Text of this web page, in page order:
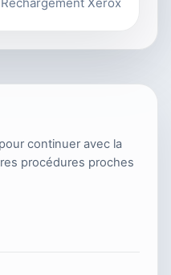
continuer avec la
procédures proches